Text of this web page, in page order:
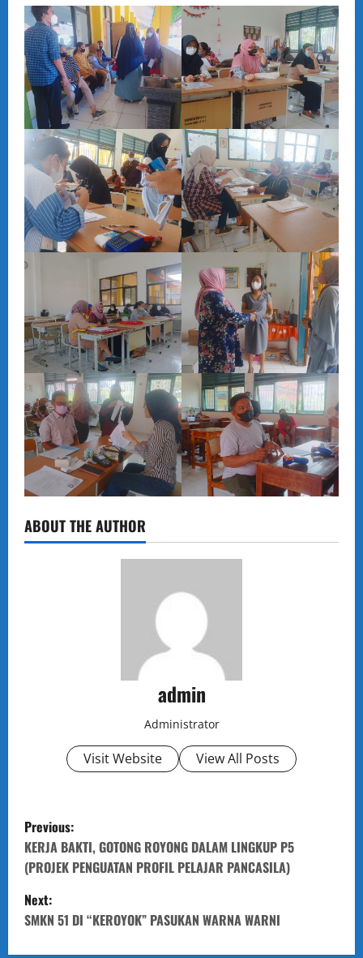
ABOUT THE AUTHOR
admin
Administrator
Visit Website View All Posts
P
o
s
t
Previous:
KERJA BAKTI, GOTONG ROYONG DALAM LINGKUP P5
(PROJEK PENGUATAN PROFIL PELAJAR PANCASILA)
Next:
SMKN 51 DI “KEROYOK” PASUKAN WARNA WARNI